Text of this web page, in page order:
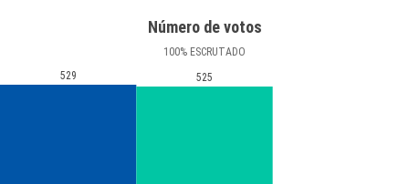
Número de votos
100% ESCRUTADO
529 525